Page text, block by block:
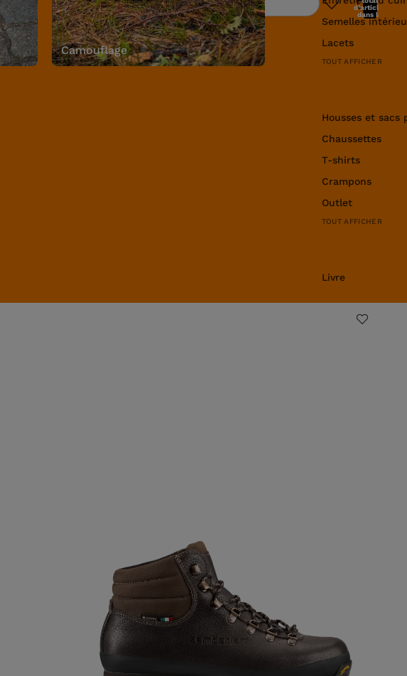
Camouflage
Semelles
Lacets
TOUT AFFICHER
Housses et sacs
Chaussettes
T-shirts
Crampons
Outlet
TOUT AFFICHER
Livre
Rechercher
d’articles
dans le
panier: 0